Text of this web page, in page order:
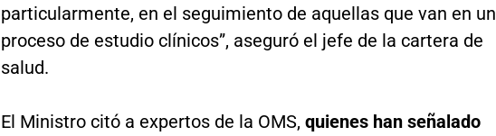
particularmente, en el seguimiento de aquellas que van en un
proceso de estudio clínicos”, aseguró el jefe de la cartera de
salud.
El Ministro citó a expertos de la OMS, quienes han señalado